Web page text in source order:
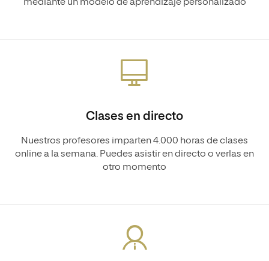
mediante un modelo de aprendizaje personalizado
Clases en directo
Nuestros profesores imparten 4.000 horas de clases
online a la semana. Puedes asistir en directo o verlas en
otro momento